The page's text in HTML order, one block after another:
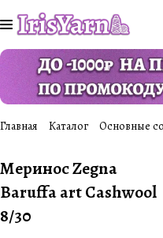
Главная Каталог Основные
Меринос Zegna
Baruffa art Cashwool
8/30